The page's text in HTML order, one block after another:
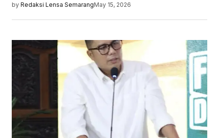
by Redaksi Lensa SemarangMay 15, 2026